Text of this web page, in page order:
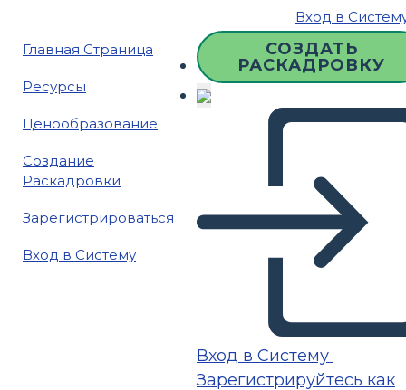
Вход в
Главная Страница
Ресурсы
Ценообразование
Создание
Раскадровки
Зарегистрироваться
Вход в Систему
СОЗДАТЬ
РАСКАДРОВКУ
Вход в Систему
Зарегистрируйтесь как